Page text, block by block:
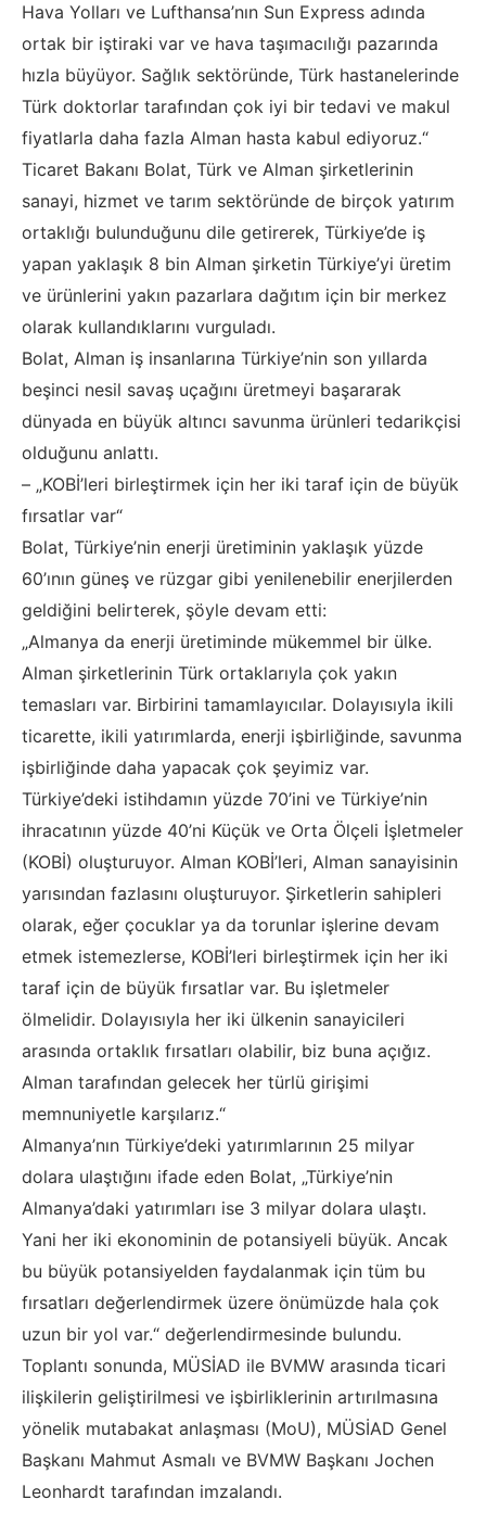
Hava Yolları ve Lufthansa’nın Sun Express adında
ortak bir iştiraki var ve hava taşımacılığı pazarında
hızla büyüyor. Sağlık sektöründe, Türk hastanelerinde
Türk doktorlar tarafından çok iyi bir tedavi ve makul
fiyatlarla daha fazla Alman hasta kabul ediyoruz.“
Ticaret Bakanı Bolat, Türk ve Alman şirketlerinin
sanayi, hizmet ve tarım sektöründe de birçok yatırım
ortaklığı bulunduğunu dile getirerek, Türkiye’de iş
yapan yaklaşık 8 bin Alman şirketin Türkiye’yi üretim
ve ürünlerini yakın pazarlara dağıtım için bir merkez
olarak kullandıklarını vurguladı.
Bolat, Alman iş insanlarına Türkiye’nin son yıllarda
beşinci nesil savaş uçağını üretmeyi başararak
dünyada en büyük altıncı savunma ürünleri tedarikçisi
olduğunu anlattı.
– „KOBİ’leri birleştirmek için her iki taraf için de büyük
fırsatlar var“
Bolat, Türkiye’nin enerji üretiminin yaklaşık yüzde
60’ının güneş ve rüzgar gibi yenilenebilir enerjilerden
geldiğini belirterek, şöyle devam etti:
„Almanya da enerji üretiminde mükemmel bir ülke.
Alman şirketlerinin Türk ortaklarıyla çok yakın
temasları var. Birbirini tamamlayıcılar. Dolayısıyla ikili
ticarette, ikili yatırımlarda, enerji işbirliğinde, savunma
işbirliğinde daha yapacak çok şeyimiz var.
Türkiye’deki istihdamın yüzde 70’ini ve Türkiye’nin
ihracatının yüzde 40’ni Küçük ve Orta Ölçeli İşletmeler
(KOBİ) oluşturuyor. Alman KOBİ’leri, Alman sanayisinin
yarısından fazlasını oluşturuyor. Şirketlerin sahipleri
olarak, eğer çocuklar ya da torunlar işlerine devam
etmek istemezlerse, KOBİ’leri birleştirmek için her iki
taraf için de büyük fırsatlar var. Bu işletmeler
ölmelidir. Dolayısıyla her iki ülkenin sanayicileri
arasında ortaklık fırsatları olabilir, biz buna açığız.
Alman tarafından gelecek her türlü girişimi
memnuniyetle karşılarız.“
Almanya’nın Türkiye’deki yatırımlarının 25 milyar
dolara ulaştığını ifade eden Bolat, „Türkiye’nin
Almanya’daki yatırımları ise 3 milyar dolara ulaştı.
Yani her iki ekonominin de potansiyeli büyük. Ancak
bu büyük potansiyelden faydalanmak için tüm bu
fırsatları değerlendirmek üzere önümüzde hala çok
uzun bir yol var.“ değerlendirmesinde bulundu.
Toplantı sonunda, MÜSİAD ile BVMW arasında ticari
ilişkilerin geliştirilmesi ve işbirliklerinin artırılmasına
yönelik mutabakat anlaşması (MoU), MÜSİAD Genel
Başkanı Mahmut Asmalı ve BVMW Başkanı Jochen
Leonhardt tarafından imzalandı.